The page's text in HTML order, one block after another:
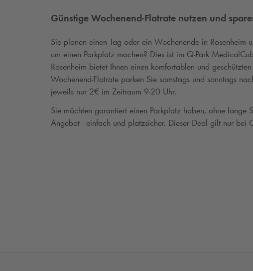
Günstige Wochenend-Flatrate nutzen und
Sie planen einen Tag oder ein Wochenende in Rosenheim
um einen Parkplatz machen? Dies ist im Q-Park
Rosenheim bietet Ihnen einen komfortablen und
Wochenend-Flatrate parken Sie samstags und sonntags
jeweils nur 2€ im Zeitraum 9-20 Uhr.
Sie möchten garantiert einen Parkplatz haben, ohne lange
Angebot - einfach und platzsicher. Dieser Deal gilt nur bei